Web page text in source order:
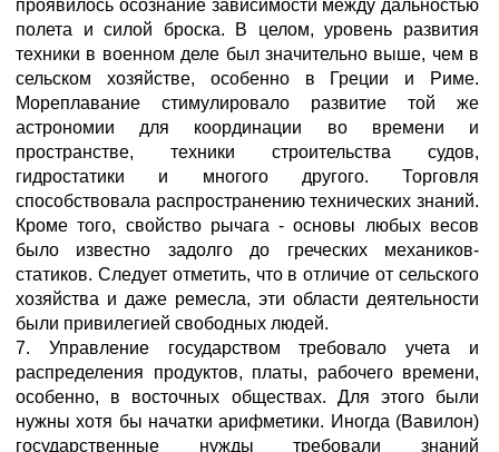
проявилось осознание зависимости между дальностью
полета и силой броска. В целом, уровень развития
техники в военном деле был значительно выше, чем в
сельском хозяйстве, особенно в Греции и Риме.
Мореплавание стимулировало развитие той же
астрономии для координации во времени и
пространстве, техники строительства судов,
гидростатики и многого другого. Торговля
способствовала распространению технических знаний.
Кроме того, свойство рычага - основы любых весов
было известно задолго до греческих механиков-
статиков. Следует отметить, что в отличие от сельского
хозяйства и даже ремесла, эти области деятельности
были привилегией свободных людей.
7. Управление государством требовало учета и
распределения продуктов, платы, рабочего времени,
особенно, в восточных обществах. Для этого были
нужны хотя бы начатки арифметики. Иногда (Вавилон)
государственные нужды требовали знаний